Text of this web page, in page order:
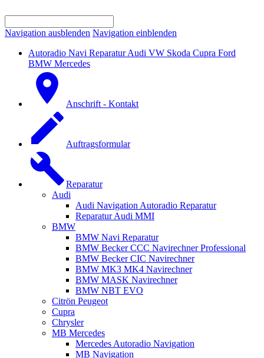
Navigation ausblenden Navigation einblenden
Autoradio Navi Reparatur Audi VW Skoda Cupra Ford
BMW Mercedes
Anschrift - Kontakt
Auftragsformular
Reparatur
Audi
Audi Navigation Autoradio Reparatur
Reparatur Audi MMI
BMW
BMW Navi Reparatur
BMW Becker CCC Navirechner Professional
BMW Becker CIC Navirechner
BMW MK3 MK4 Navirechner
BMW MASK Navirechner
BMW NBT EVO
Citrön Peugeot
Cupra
Chrysler
MB Mercedes
Mercedes Autoradio Navigation
MB Navigation